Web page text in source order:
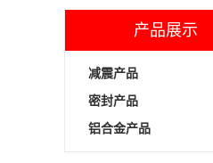
产品展示
减震产品
密封产品
铝合金产品